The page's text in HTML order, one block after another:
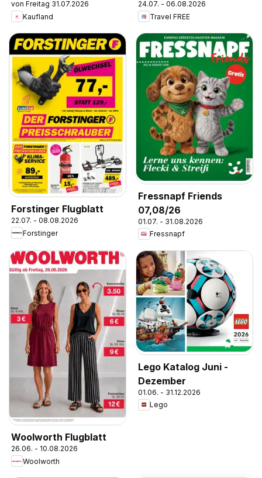
von Freitag 31.07.2026
Kaufland
24.07. - 06.08.2026
Travel FREE
Forstinger Flugblatt
22.07. - 08.08.2026
Forstinger
Fressnapf Friends
07,08/26
01.07. - 31.08.2026
Fressnapf
Woolworth Flugblatt
26.06. - 10.08.2026
Woolworth
Lego Katalog Juni -
Dezember
01.06. - 31.12.2026
Lego